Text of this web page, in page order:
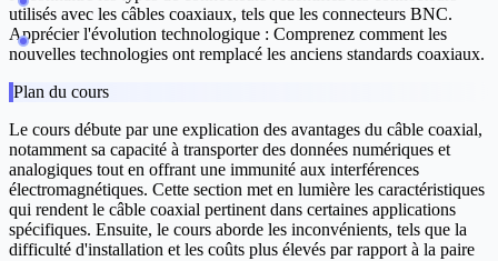
utilisés avec les câbles coaxiaux, tels que les connecteurs BNC.
Apprécier l'évolution technologique : Comprenez comment les
nouvelles technologies ont remplacé les anciens standards coaxiaux.
Plan du cours
Le cours débute par une explication des avantages du câble coaxial,
notamment sa capacité à transporter des données numériques et
analogiques tout en offrant une immunité aux interférences
électromagnétiques. Cette section met en lumière les caractéristiques
qui rendent le câble coaxial pertinent dans certaines applications
spécifiques. Ensuite, le cours aborde les inconvénients, tels que la
difficulté d'installation et les coûts plus élevés par rapport à la paire